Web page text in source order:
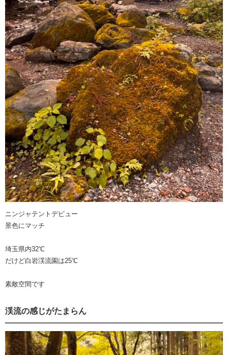
ニンジャテントデビュー
景色にマッチ
埼玉県内32℃
だけど白岩渓流園は25℃
素敵空間です
渓流の感じがたまらん